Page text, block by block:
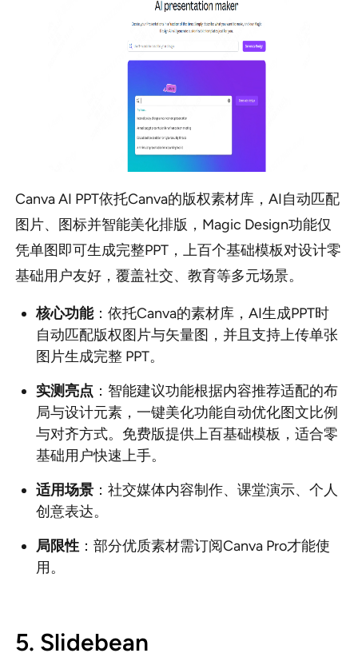
Canva AI PPT依托Canva的版权素材库，AI自动匹配
图片、图标并智能美化排版，Magic Design功能仅
凭单图即可生成完整PPT，上百个基础模板对设计零
基础用户友好，覆盖社交、教育等多元场景。
核心功能：依托Canva的素材库，AI生成PPT时
自动匹配版权图片与矢量图，并且支持上传单张
图片生成完整 PPT。
实测亮点 ：智能建议功能根据内容推荐适配的布
局与设计元素，一键美化功能自动优化图文比例
与对齐方式。免费版提供上百基础模板，适合零
基础用户快速上手。
适用场景：社交媒体内容制作、课堂演示、个人
创意表达。
局限性：部分优质素材需订阅Canva Pro才能使
用。
5. Slidebean